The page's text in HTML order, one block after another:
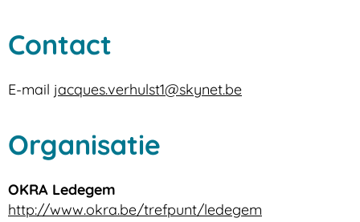
Contact
E-
jacques.verhulst1@skynet.be
Organisatie
OKRA Ledegem
Website
http://www.okra.be/trefpunt/ledegem